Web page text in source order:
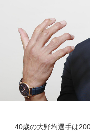
40歳の大野均選手は